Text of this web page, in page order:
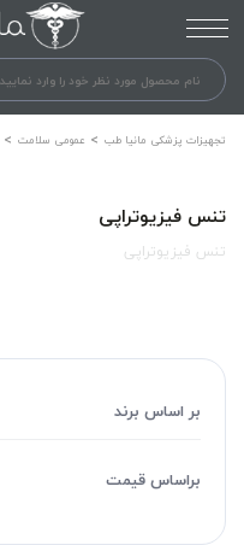
تجهیزات پزشکی مانیا طب عمومی سلامت
تنس فیزیوتراپی
تنس فیزیوتراپی
بر اساس برند
براساس قیمت